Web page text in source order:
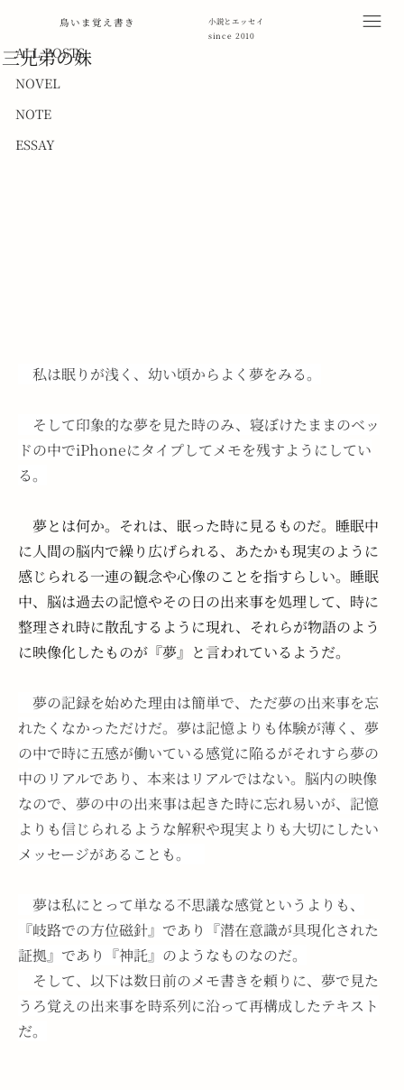
鳥いま覚え書き
小説とエッセイ
since 2010
ALL POSTS
NOVEL
NOTE
ESSAY
ALL POSTS
三兄弟の妹
私は眠りが浅く、幼い頃からよく夢をみる。
そして印象的な夢を見た時のみ、寝ぼけたままのベッ
ドの中でiPhoneにタイプしてメモを残すようにしてい
る。
夢とは何か。それは、眠った時に見るものだ。睡眠中
に人間の脳内で繰り広げられる、あたかも現実のように
感じられる一連の観念や心像のことを指すらしい。睡眠
中、脳は過去の記憶やその日の出来事を処理して、時に
整理され時に散乱するように現れ、それらが物語のよう
に映像化したものが『夢』と言われているようだ。
夢の記録を始めた理由は簡単で、ただ夢の出来事を忘
れたくなかっただけだ。夢は記憶よりも体験が薄く、夢
の中で時に五感が働いている感覚に陥るがそれすら夢の
中のリアルであり、本来はリアルではない。脳内の映像
なので、夢の中の出来事は起きた時に忘れ易いが、記憶
よりも信じられるような解釈や現実よりも大切にしたい
メッセージがあることも。
夢は私にとって単なる不思議な感覚というよりも、
『岐路での方位磁針』であり『潜在意識が具現化された
証拠』であり『神託』のようなものなのだ。
そして、以下は数日前のメモ書きを頼りに、夢で見た
うろ覚えの出来事を時系列に沿って再構成したテキスト
だ。